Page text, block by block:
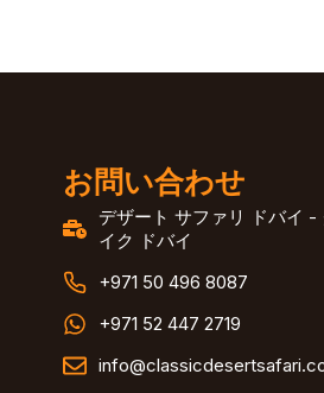
お問い合わせ
デザート サファリ ドバイ -
イク ドバイ
+971 50 496 8087
+971 52 447 2719